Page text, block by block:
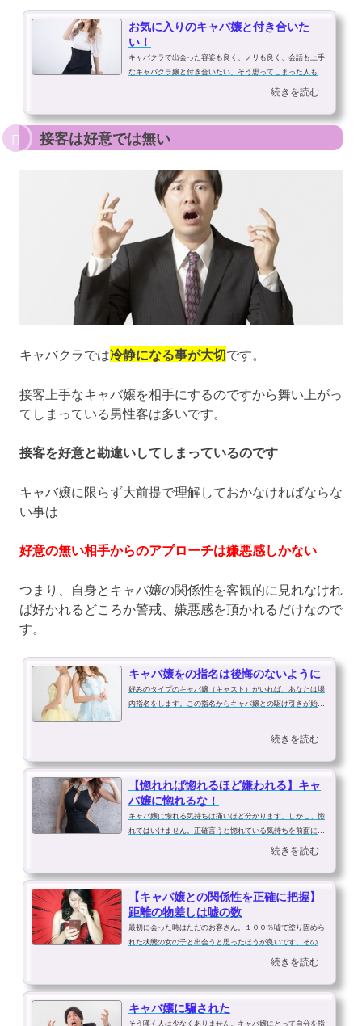
お気に入りのキャバ嬢と付き合いた
い！
キャバクラで出会った容姿も良く、ノリも良く、会話も上手
なキャバクラ嬢と付き合いたい。そう思ってしまった人も少
なくないはずです。しかし当然ですが、そのキャバ嬢と付き
合いたいと思っている人、あなたが惚れてしまったくらいな
のですから・・・。狙っている人...
続きを読む
接客は好意では無い
キャバクラでは冷静になる事が大切です。
接客上手なキャバ嬢を相手にするのですから舞い上がっ
てしまっている男性客は多いです。
接客を好意と勘違いしてしまっているのです
キャバ嬢に限らず大前提で理解しておかなければならな
い事は
好意の無い相手からのアプローチは嫌悪感しかない
つまり、自身とキャバ嬢の関係性を客観的に見れなけれ
ば好かれるどころか警戒、嫌悪感を頂かれるだけなので
す。
キャバ嬢をの指名は後悔のないように
好みのタイプのキャバ嬢（キャスト）がいれば、あなたは場
内指名をします。この指名からキャバ嬢との駆け引きが始ま
ればならないという気持ちで決断しなければなりません。も
続きを読む
【惚れれば惚れるほど嫌われる】キャ
バ嬢に惚れるな！
キャバ嬢に惚れる気持ちは痛いほど分かります。しかし、惚
れてはいけません。正確言うと惚れている気持ちを前面に出
してはいけません。キャバクラとはお客に惚れさせる所でも
あるのです。あなたが惚れれば、それは店のシステムにのっ
とっている普通の光景です。「お...
続きを読む
【キャバ嬢との関係性を正確に把握】
距離の物差しは嘘の数
最初に会った時はただのお客さん。１００％嘘で塗り固めら
れた状態の女の子と出会うと思ったほうが良いです。その嘘
にまんまと騙されてしまっていては彼女どころかただのカモ
になるだけです。それはキャバ嬢に限ったことではありませ
んが仕事柄、まったく興味のない...
続きを読む
キャバ嬢に騙された
そう嘆く人は少なくありません。キャバ嬢にとって自分を指